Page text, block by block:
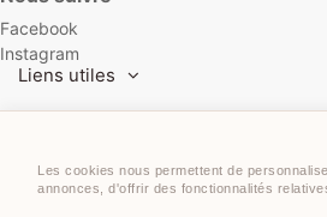
Les cookies nous permettent de
annonces, d'offrir des fonctionnalités
Facebook
Instagram
Liens utiles